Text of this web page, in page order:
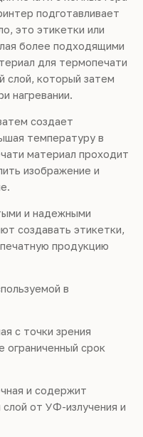
подготавливает
это этикетки или
более подходящими
для термопечати
слой, который затем
нагревании.
создает
температуру в
материал проходит
изображение и
и надежными
создавать этикетки,
продукцию
в
с точки зрения
ограниченный срок
и содержит
от УФ-излучения и